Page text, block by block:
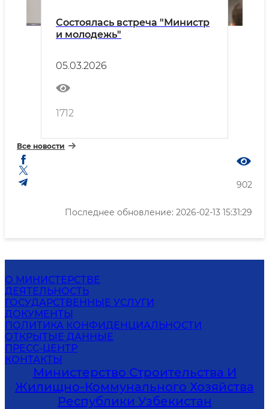
Состоялась встреча "Министр
и молодежь"
05.03.2026
1712
Все новости
902
Последнее обновление: 2026-02-13 15:31:29
О МИНИСТЕРСТВЕ
ДЕЯТЕЛЬНОСТЬ
ГОСУДАРСТВЕННЫЕ УСЛУГИ
ДОКУМЕНТЫ
ПОЛИТИКА КОНФИДЕНЦИАЛЬНОСТИ
ОТКРЫТЫЕ ДАННЫЕ
ПРЕСС-ЦЕНТР
КОНТАКТЫ
Министерство Строительства И
Жилищно-Коммунального Хозяйства
Республики Узбекистан